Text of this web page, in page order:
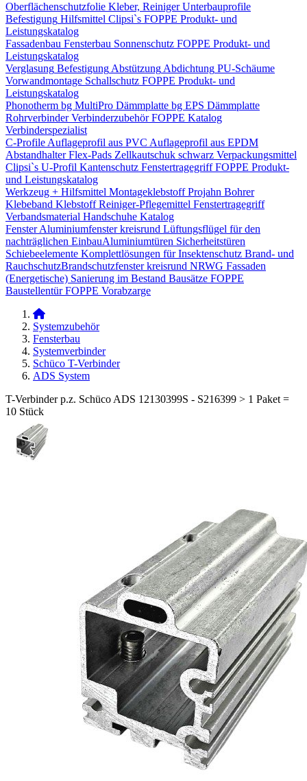
Oberflächenschutzfolie Kleber, Reiniger Unterbauprofile
Befestigung Hilfsmittel Clipsi`s FOPPE Produkt- und
Leistungskatalog
Fassadenbau Fensterbau Sonnenschutz FOPPE Produkt- und
Leistungskatalog
Verglasung Befestigung Abstützung Abdichtung PU-Schäume
Vorwandmontage Schallschutz FOPPE Produkt- und
Leistungskatalog
Phonotherm bg MultiPro Dämmplatte bg EPS Dämmplatte
Rohrverbinder Verbinderzubehör FOPPE Katalog
Verbinderspezialist
C-Profile Auflageprofil aus PVC Auflageprofil aus EPDM
Abstandhalter Flex-Pads Zellkautschuk schwarz Verpackungsmittel
Clipsi`s U-Profil Kantenschutz Fenstertragegriff FOPPE Produkt-
und Leistungskatalog
Werkzeug + Hilfsmittel Montageklebstoff Projahn Bohrer
Klebeband Klebstoff Reiniger-Pflegemittel Fenstertragegriff
Verbandsmaterial Handschuhe Katalog
Fenster Aluminiumfenster kreisrund Lüftungsflügel für den
nachträglichen Einbau​Aluminiumtüren Sicherheitstüren
Schiebeelemente Komplettlösungen für Insektenschutz Brand- und
Rauchschutz​Brandschutzfenster kreisrund NRWG Fassaden
(Energetische) Sanierung im Bestand Bausätze FOPPE
Baustellentür FOPPE Vorabzarge
Systemzubehör
Fensterbau
Systemverbinder
Schüco T-Verbinder
ADS System
T-Verbinder p.z. Schüco ADS 12130399S - S216399 > 1 Paket =
10 Stück